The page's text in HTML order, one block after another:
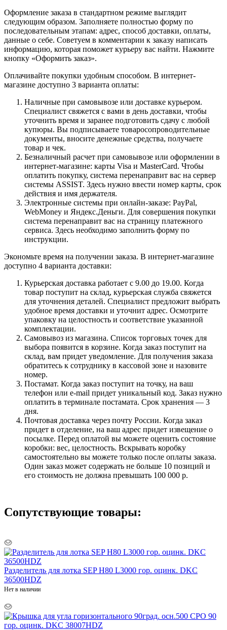
Оформление заказа в стандартном режиме выглядит
следующим образом. Заполняете полностью форму по
последовательным этапам: адрес, способ доставки, оплаты,
данные о себе. Советуем в комментарии к заказу написать
информацию, которая поможет курьеру вас найти. Нажмите
кнопку «Оформить заказ».
Оплачивайте покупки удобным способом. В интернет-
магазине доступно 3 варианта оплаты:
Наличные при самовывозе или доставке курьером.
Специалист свяжется с вами в день доставки, чтобы
уточнить время и заранее подготовить сдачу с любой
купюры. Вы подписываете товаросопроводительные
документы, вносите денежные средства, получаете
товар и чек.
Безналичный расчет при самовывозе или оформлении в
интернет-магазине: карты Visa и MasterCard. Чтобы
оплатить покупку, система перенаправит вас на сервер
системы ASSIST. Здесь нужно ввести номер карты, срок
действия и имя держателя.
Электронные системы при онлайн-заказе: PayPal,
WebMoney и Яндекс.Деньги. Для совершения покупки
система перенаправит вас на страницу платежного
сервиса. Здесь необходимо заполнить форму по
инструкции.
Экономьте время на получении заказа. В интернет-магазине
доступно 4 варианта доставки:
Курьерская доставка работает с 9.00 до 19.00. Когда
товар поступит на склад, курьерская служба свяжется
для уточнения деталей. Специалист предложит выбрать
удобное время доставки и уточнит адрес. Осмотрите
упаковку на целостность и соответствие указанной
комплектации.
Самовывоз из магазина. Список торговых точек для
выбора появится в корзине. Когда заказ поступит на
склад, вам придет уведомление. Для получения заказа
обратитесь к сотруднику в кассовой зоне и назовите
номер.
Постамат. Когда заказ поступит на точку, на ваш
телефон или e-mail придет уникальный код. Заказ нужно
оплатить в терминале постамата. Срок хранения — 3
дня.
Почтовая доставка через почту России. Когда заказ
придет в отделение, на ваш адрес придет извещение о
посылке. Перед оплатой вы можете оценить состояние
коробки: вес, целостность. Вскрывать коробку
самостоятельно вы можете только после оплаты заказа.
Один заказ может содержать не больше 10 позиций и
его стоимость не должна превышать 100 000 р.
Сопутствующие товары:
Разделитель для лотка SEP H80 L3000 гор. оцинк. DKC
36500HDZ
Нет в наличии